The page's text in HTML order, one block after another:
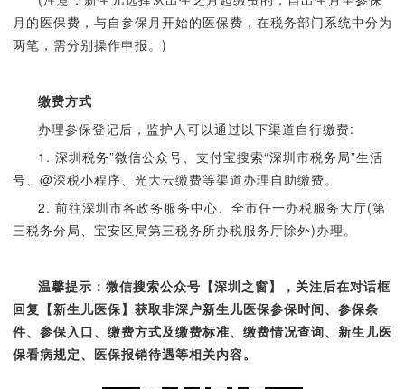
月的医保费，与自参保月开始的医保费，在税务部门系统中分为
两笔，需分别操作申报。)
缴费方式
办理参保登记后，监护人可以通过以下渠道自行缴费:
1. 深圳税务”微信公众号、支付宝搜索“深圳市税务局”生活
号、@深税小程序、光大云缴费等渠道办理自助缴费。
2. 前往深圳市各政务服务中心、全市任一办税服务大厅(第
三税务分局、宝安区局第三税务所办税服务厅除外)办理。
温馨提示：微信搜索公众号【深圳之窗】，关注后在对话框
回复【新生儿医保】获取非深户新生儿医保参保时间、参保条
件、参保入口、缴费方式及缴费标准、缴费情况查询、新生儿医
保看病规定、医保报销待遇等相关内容。